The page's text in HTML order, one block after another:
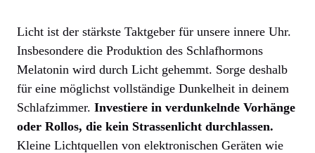
Licht ist der stärkste Taktgeber für unsere innere Uhr.
Insbesondere die Produktion des Schlafhormons
Melatonin wird durch Licht gehemmt. Sorge deshalb
für eine möglichst vollständige Dunkelheit in deinem
Schlafzimmer. Investiere in verdunkelnde Vorhänge
oder Rollos, die kein Strassenlicht durchlassen.
Kleine Lichtquellen von elektronischen Geräten wie